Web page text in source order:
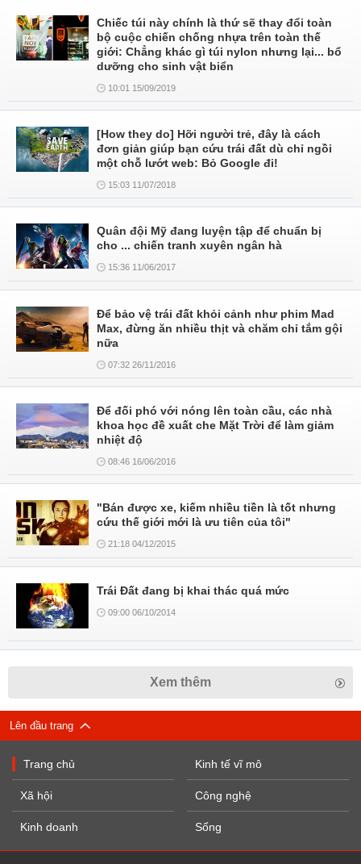
Chiếc túi này chính là thứ sẽ thay đổi toàn
bộ cuộc chiến chống nhựa trên toàn thế
giới: Chẳng khác gì túi nylon nhưng lại... bổ
dưỡng cho sinh vật biển
10:01 15/09/2019
[How they do] Hỡi người trẻ, đây là cách
đơn giản giúp bạn cứu trái đất dù chỉ ngồi
một chỗ lướt web: Bỏ Google đi!
15:03 11/07/2018
Quân đội Mỹ đang luyện tập để chuẩn bị
cho ... chiến tranh xuyên ngân hà
15:36 11/06/2017
Để bảo vệ trái đất khỏi cảnh như phim Mad
Max, đừng ăn nhiều thịt và chăm chỉ tắm gội
nữa
07:32 26/11/2016
Để đối phó với nóng lên toàn cầu, các nhà
khoa học đề xuất che Mặt Trời để làm giảm
nhiệt độ
08:46 16/06/2016
"Bán được xe, kiếm nhiều tiền là tốt nhưng
cứu thế giới mới là ưu tiên của tôi"
21:18 04/12/2015
Trái Đất đang bị khai thác quá mức
09:00 06/10/2014
Xem thêm
Lên đầu trang
Trang chủ
Xã hội
Kinh doanh
Kinh tế vĩ mô
Công nghệ
Sống